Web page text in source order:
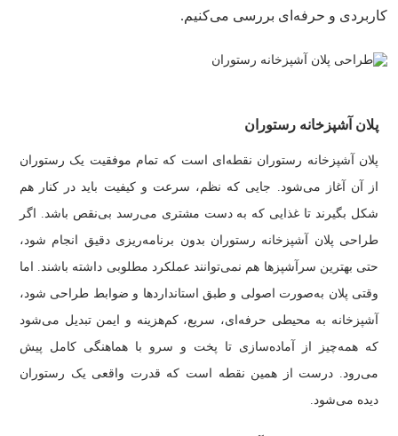
کاربردی و حرفه‌ای بررسی می‌کنیم.
پلان آشپزخانه رستوران
پلان آشپزخانه رستوران نقطه‌ای است که تمام موفقیت یک رستوران
از آن آغاز می‌شود. جایی که نظم، سرعت و کیفیت باید در کنار هم
شکل بگیرند تا غذایی که به دست مشتری می‌رسد بی‌نقص باشد. اگر
طراحی پلان آشپزخانه رستوران بدون برنامه‌ریزی دقیق انجام شود،
حتی بهترین سرآشپزها هم نمی‌توانند عملکرد مطلوبی داشته باشند. اما
وقتی پلان به‌صورت اصولی و طبق استانداردها و ضوابط طراحی شود،
آشپزخانه به محیطی حرفه‌ای، سریع، کم‌هزینه و ایمن تبدیل می‌شود
که همه‌چیز از آماده‌سازی تا پخت و سرو با هماهنگی کامل پیش
می‌رود. درست از همین نقطه است که قدرت واقعی یک رستوران
دیده می‌شود.